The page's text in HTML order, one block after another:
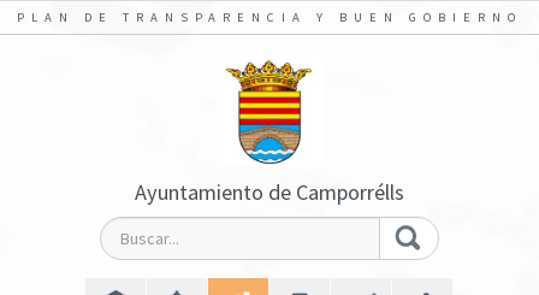
PLAN DE TRANSPARENCIA Y BUEN GOBIERNO
Ayuntamiento de Camporrélls